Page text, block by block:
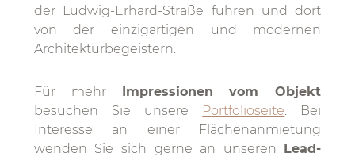
der Ludwig-Erhard-Straße führen und dort
von der einzigartigen und modernen
Architekturbegeistern.
Für mehr Impressionen vom Objekt
besuchen Sie unsere Portfolioseite . Bei
Interesse an einer Flächenanmietung
wenden Sie sich gerne an unseren Lead-